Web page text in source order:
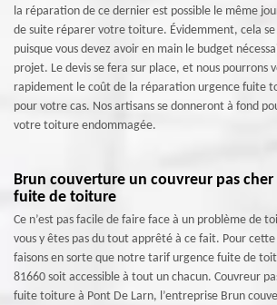
la réparation de ce dernier est possible le même
de suite réparer votre toiture. Évidemment, cela
puisque vous devez avoir en main le budget
projet. Le devis se fera sur place, et nous pourrons
rapidement le coût de la réparation urgence fuite
pour votre cas. Nos artisans se donneront à fond
votre toiture endommagée.
Brun couverture un couvreur pas
fuite de toiture
Ce n’est pas facile de faire face à un problème de
vous y êtes pas du tout apprêté à ce fait. Pour
faisons en sorte que notre tarif urgence fuite de
81660 soit accessible à tout un chacun. Couvreur
fuite toiture à Pont De Larn, l’entreprise Brun